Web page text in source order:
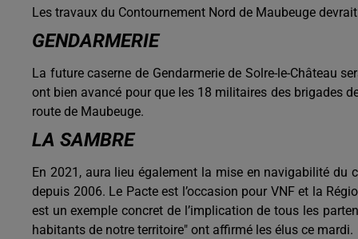
Les travaux du Contournement Nord de Maubeuge
GENDARMERIE
La future caserne de Gendarmerie de Solre-le-Château
ont bien avancé pour que les 18 militaires des brigades
route de Maubeuge.
LA SAMBRE
En 2021, aura lieu également la mise en navigabilité du
depuis 2006. Le Pacte est l’occasion pour VNF et la
est un exemple concret de l’implication de tous les
habitants de notre territoire" ont affirmé les élus ce mardi.